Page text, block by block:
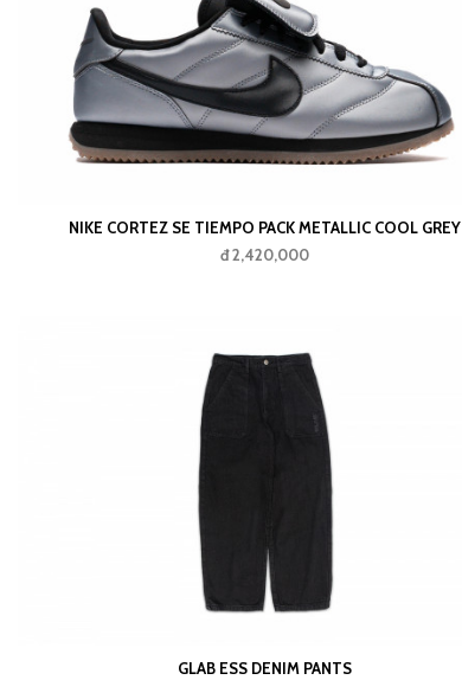
NIKE CORTEZ SE TIEMPO PACK METALLIC COOL GREY
đ 2,420,000
GLAB ESS DENIM PANTS